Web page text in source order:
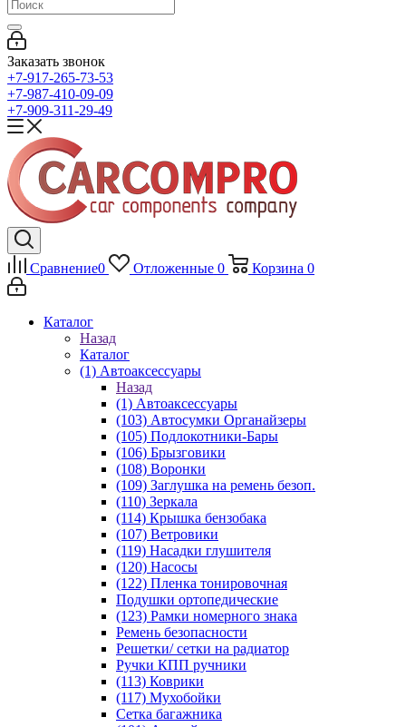
Заказать звонок
+7-917-265-73-53
+7-987-410-09-09
+7-909-311-29-49
Сравнение0 Отложенные 0 Корзина 0
Каталог
Назад
Каталог
(1) Автоаксессуары
Назад
(1) Автоаксессуары
(103) Автосумки Органайзеры
(105) Подлокотники-Бары
(106) Брызговики
(108) Воронки
(109) Заглушка на ремень безоп.
(110) Зеркала
(114) Крышка бензобака
(107) Ветровики
(119) Насадки глушителя
(120) Насосы
(122) Пленка тонировочная
Подушки ортопедические
(123) Рамки номерного знака
Ремень безопасности
Решетки/ сетки на радиатор
Ручки КПП ручники
(113) Коврики
(117) Мухобойки
Сетка багажника